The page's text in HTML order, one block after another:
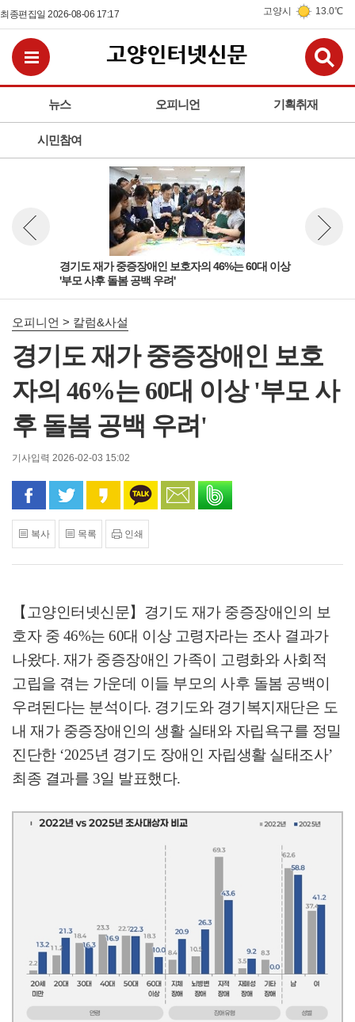
최종편집일 2026-08-06 17:17 고양시 13.0℃
뉴스 오피니언 기획취재
시민참여
전체메뉴보기
경기도 재가 중증장애인 보호자의 46%는 60대 이상
'부모 사후 돌봄 공백 우려'
뉴스 이전보기
오피니언 > 칼럼&사설
경기도 재가 중증장애인 보호
자의 46%는 60대 이상 '부모 사
후 돌봄 공백 우려'
기사입력 2026-02-03 15:02
페이스북으로 공유
트위터로 공유카카오 스토리로 공유
카카오톡으로 공유
문자로 공유
복사 목록 인쇄
【고양인터넷신문】 경기도 재가 중증장애인의 보
호자 중 46%는 60대 이상 고령자라는 조사 결과가
나왔다. 재가 중증장애인 가족이 고령화와 사회적
고립을 겪는 가운데 이들 부모의 사후 돌봄 공백이
우려된다는 분석이다. 경기도와 경기복지재단은 도
내 재가 중증장애인의 생활 실태와 자립욕구를 정밀
진단한 ‘2025년 경기도 장애인 자립생활 실태조사’
최종 결과를 3일 발표했다.